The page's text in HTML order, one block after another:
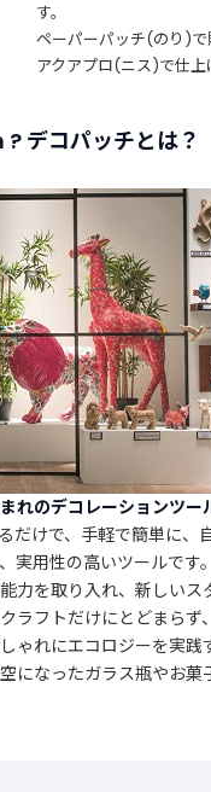
す。
ペーパーパッチ(のり)で
アクアプロ(ニス)で仕上
コパッチとは？
れのデコレーションツー
だけで、手軽で簡単に
実用性の高いツールで
力を取り入れ、新しいス
ラフトだけにとどまらず、
ゃれにエコロジーを実践
になったガラス瓶やお